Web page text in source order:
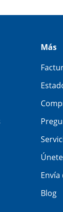
Más
Blog